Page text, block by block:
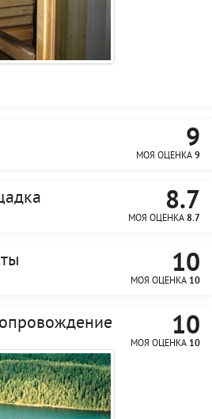
9
МОЯ ОЦЕНКА 9
8.7
МОЯ ОЦЕНКА 8.7
10
МОЯ ОЦЕНКА 10
10
МОЯ ОЦЕНКА 10